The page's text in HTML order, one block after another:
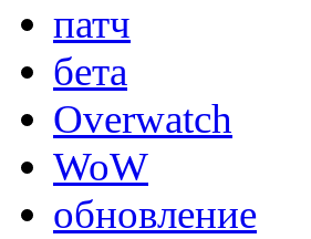
патч
бета
Overwatch
WoW
обновление